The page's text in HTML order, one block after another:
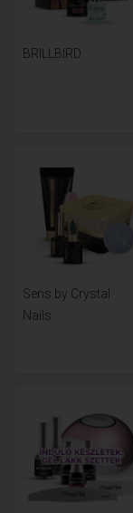
BRILLBIRD
Sens by Crystal
Nails